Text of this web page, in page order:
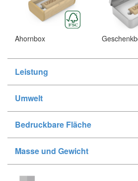
Ahornbox
Leistung
Umwelt
Bedruckbare Fläche
Masse und Gewicht